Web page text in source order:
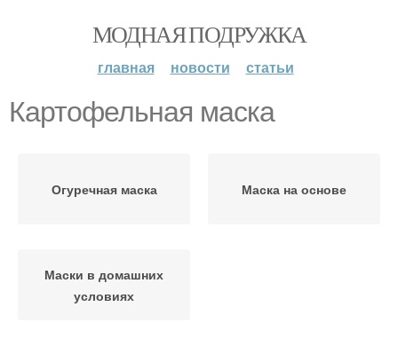
МОДНАЯ ПОДРУЖКА
главная новости статьи
Картофельная маска
Огуречная маска Маска на основе
Маски в домашних
условиях